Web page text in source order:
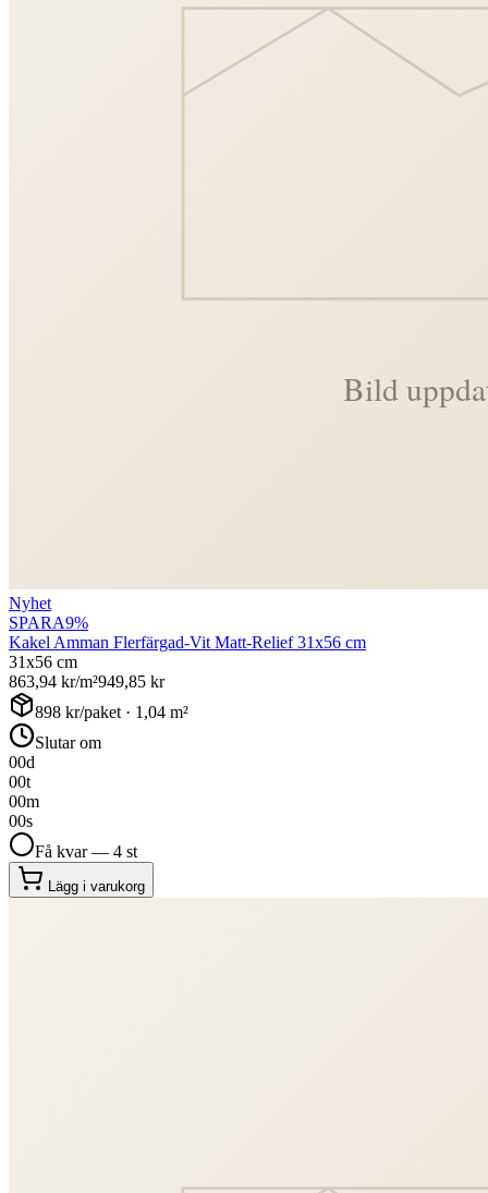
Nyhet
SPARA9%
Kakel Amman Flerfärgad-Vit Matt-Relief 31x56 cm
31x56 cm
863,94 kr/m²949,85 kr
898 kr/paket · 1,04 m²
Slutar om
00d
00t
00m
00s
Få kvar — 4 st
Lägg i varukorg